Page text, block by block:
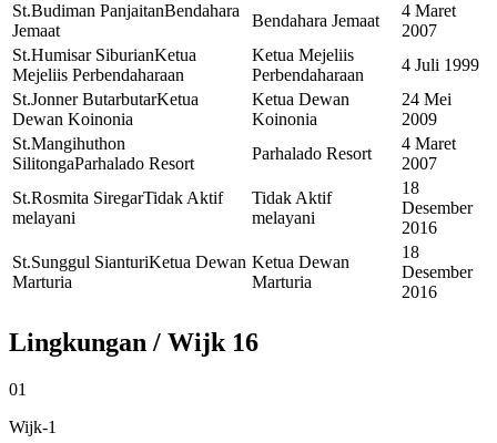
St.Budiman PanjaitanBendahara
Jemaat
Bendahara Jemaat
4 Maret
2007
St.Humisar SiburianKetua
Mejeliis Perbendaharaan
Ketua Mejeliis
Perbendaharaan
4 Juli 1999
St.Jonner ButarbutarKetua
Dewan Koinonia
Ketua Dewan
Koinonia
24 Mei
2009
St.Mangihuthon
SilitongaParhalado Resort
Parhalado Resort
4 Maret
2007
St.Rosmita SiregarTidak Aktif
melayani
Tidak Aktif
melayani
18
Desember
2016
St.Sunggul SianturiKetua Dewan
Marturia
Ketua Dewan
Marturia
18
Desember
2016
Lingkungan / Wijk 16
01
Wijk-1